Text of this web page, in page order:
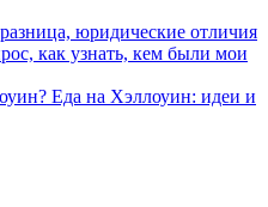
юридические отличия
как узнать, кем были мои
Еда на Хэллоуин: идеи и